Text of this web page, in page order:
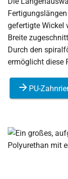
gefertigte Wickel
Breite
Durch den
ermöglicht diese
PU-